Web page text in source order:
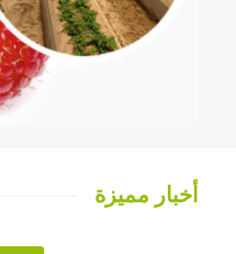
أخبار مميزة